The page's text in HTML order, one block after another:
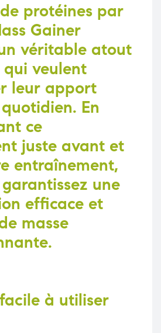
protéines par
Gainer
véritable atout
veulent
leur apport
En
ce
juste avant et
entraînement,
une
efficace et
masse
à utiliser